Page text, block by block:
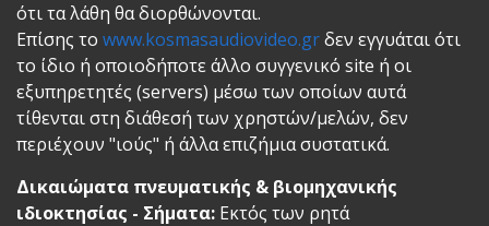
ότι τα λάθη θα διορθώνονται.
Επίσης το www.kosmasaudiovideo.grδεν εγγυάται ότι
το ίδιο ή οποιοδήποτε άλλο συγγενικό site ή οι
εξυπηρετητές (servers) μέσω των οποίων αυτά
τίθενται στη διάθεσή των χρηστών/μελών, δεν
περιέχουν "ιούς" ή άλλα επιζήμια συστατικά.
Δικαιώματα πνευματικής & βιομηχανικής
ιδιοκτησίας - Σήματα: Εκτός των ρητά